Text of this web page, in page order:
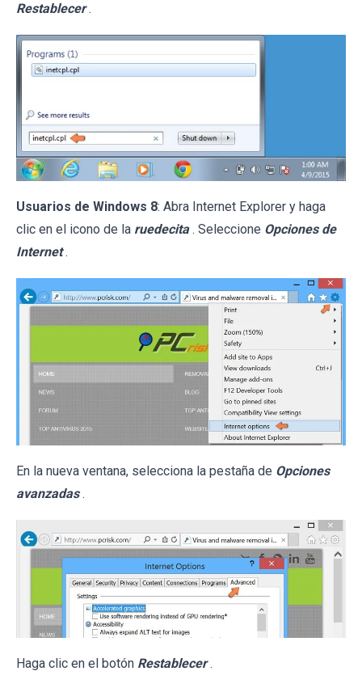
Restablecer .
Usuarios de Windows 8: Abra Internet Explorer y haga
clic en el icono de la ruedecita . Seleccione Opciones de
Internet .
En la nueva ventana, selecciona la pestaña de Opciones
avanzadas .
Haga clic en el botón Restablecer .